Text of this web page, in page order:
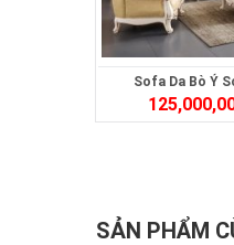
Sofa Da Bò Ý
SẢN PHẨM